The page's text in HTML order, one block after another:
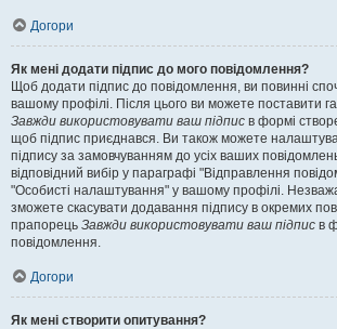
Догори
Як мені додати підпис до мого повідомлення?
Щоб додати підпис до повідомлення, ви повинні
вашому профілі. Після цього ви можете поставити
Завжди використовувати ваш підпис в формі
щоб підпис приєднався. Ви також можете
підпису за замовчуванням до усіх ваших
відповідний вибір у параграфі "Відправлення
"Особисті налаштування" у вашому профілі.
зможете скасувати додавання підпису в окремих
прапорець Завжди використовувати ваш підпис в
повідомлення.
Догори
Як мені створити опитування?